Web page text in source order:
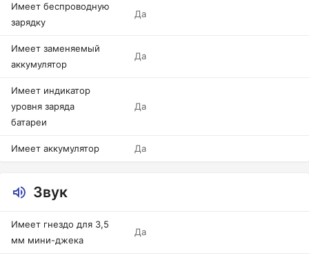
Имеет беспроводную
зарядку
Да
Имеет заменяемый
аккумулятор
Да
Имеет индикатор
уровня заряда
батареи
Да
Имеет аккумулятор Да
Звук
Имеет гнездо для 3,5
мм мини-джека
Да